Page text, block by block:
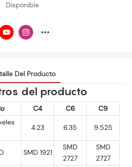
Disponible
Del Producto
del producto
C4 C6 C9
4.23 6.35 9.525
SMD 1921
SMD
2727
SMD
2727